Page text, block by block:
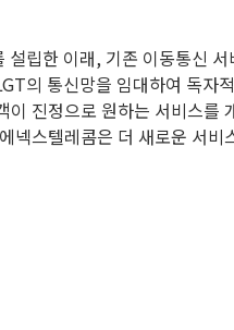
립한 이래, 기존 이동통신
의 통신망을 임대하여 독자
진정으로 원하는 서비스를
스텔레콤은 더 새로운 서비